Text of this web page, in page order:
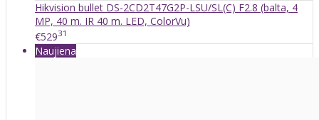
Hikvision bullet DS-2CD2T47G2P-LSU/SL(C) F2.8 (balta, 4
MP, 40 m. IR 40 m. LED, ColorVu)
€52931
Naujiena